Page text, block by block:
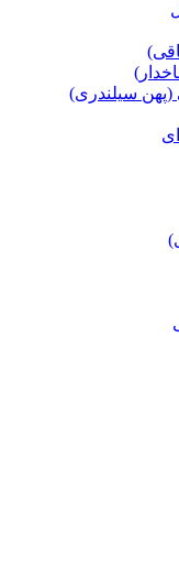
سیلندری)